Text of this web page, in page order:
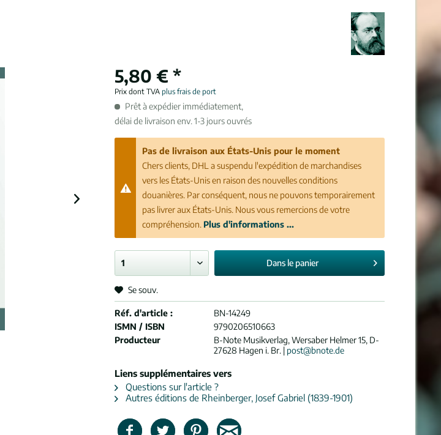
5,80 € *
Prix dont TVAplus frais de port
Prêt à expédier immédiatement,
délai de livraison env. 1-3 jours ouvrés
Pas de livraison aux États-Unis pour le moment
Chers clients, DHL a suspendu l'expédition de marchandises
vers les États-Unis en raison des nouvelles conditions
douanières. Par conséquent, nous ne pouvons temporairement
pas livrer aux États-Unis. Nous vous remercions de votre
compréhension. Plus d'informations ...
Dans le panier
Se souv.
Réf. d'article :
BN-14249
ISMN / ISBN
9790206510663
Producteur
B-Note Musikverlag, Wersaber Helmer 15, D-
27628 Hagen i. Br. | post@bnote.de
Liens supplémentaires vers
Questions sur l'article ?
Autres éditions de Rheinberger, Josef Gabriel (1839-1901)